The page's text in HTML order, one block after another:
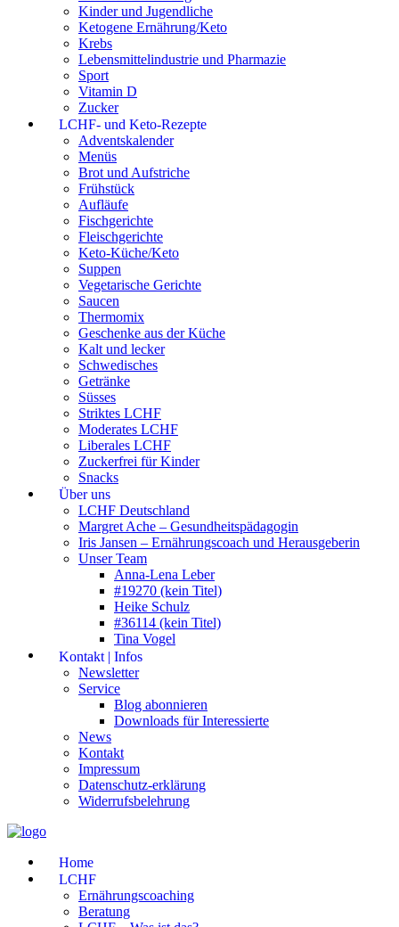
Kinder und Jugendliche
Ketogene Ernährung/Keto
Krebs
Lebensmittelindustrie und Pharmazie
Sport
Vitamin D
Zucker
LCHF- und Keto-Rezepte
Adventskalender
Menüs
Brot und Aufstriche
Frühstück
Aufläufe
Fischgerichte
Fleischgerichte
Keto-Küche/Keto
Suppen
Vegetarische Gerichte
Saucen
Thermomix
Geschenke aus der Küche
Kalt und lecker
Schwedisches
Getränke
Süsses
Striktes LCHF
Moderates LCHF
Liberales LCHF
Zuckerfrei für Kinder
Snacks
Über uns
LCHF Deutschland
Margret Ache – Gesundheitspädagogin
Iris Jansen – Ernährungscoach und Herausgeberin
Unser Team
Anna-Lena Leber
#19270 (kein Titel)
Heike Schulz
#36114 (kein Titel)
Tina Vogel
Kontakt | Infos
Newsletter
Service
Blog abonnieren
Downloads für Interessierte
News
Kontakt
Impressum
Datenschutz-erklärung
Widerrufsbelehrung
Home
LCHF
Ernährungscoaching
Beratung